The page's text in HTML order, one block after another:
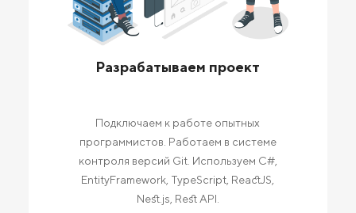
Разрабатываем проект
Подключаем к работе опытных
программистов. Работаем в системе
контроля версий Git. Используем C#,
EntityFramework, TypeScript, ReactJS,
Nest.js, Rest API.